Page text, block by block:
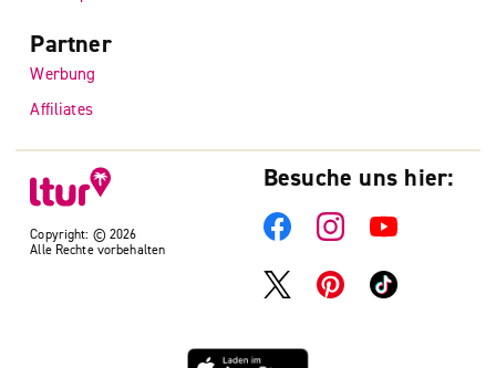
Copyright: © 2026
Alle Rechte vorbehalten
Partner
Werbung
Affiliates
Besuche uns hier: